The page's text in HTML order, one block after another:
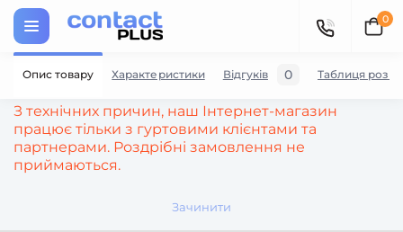
З технічних причин, наш Інтернет-магазин
працює тільки з гуртовими клієнтами та
партнерами. Роздрібні замовлення не
приймаються.
Зачинити
0
Опис товару Характеристики Відгуків 0 Таблиця